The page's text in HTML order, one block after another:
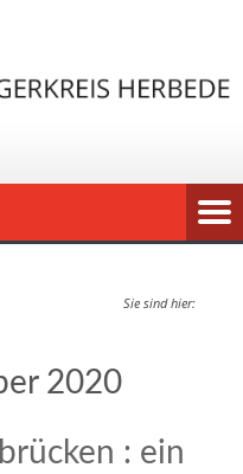
Sie sind hier:
2020
: ein